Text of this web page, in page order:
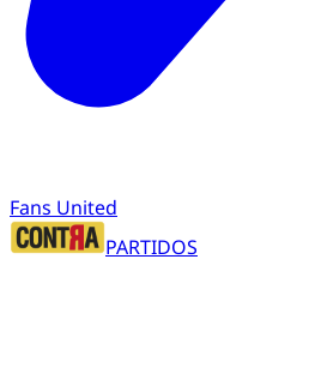
Fans United
PARTIDOS